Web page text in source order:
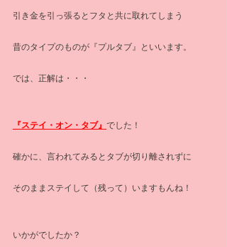
引き金を引っ張るとフタと共に取れてしまう
昔のタイプのものが『プルタブ』といいます。
では、正解は・・・
『ステイ・オン・タブ』 でした！
確かに、言われてみるとタブが切り離されずに
そのままステイして（残って）いますもんね！
いかがでしたか？